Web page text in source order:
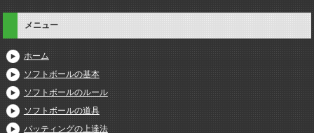
メニュー
ホーム
ソフトボールの基本
ソフトボールのルール
ソフトボールの道具
バッティングの上達法